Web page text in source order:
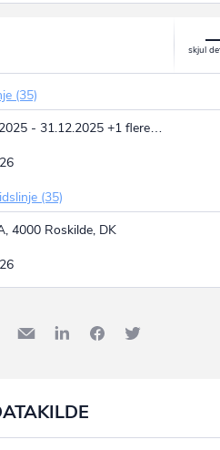
(35)
- 31.12.2025 +1 flere…
(35)
4000 Roskilde, DK